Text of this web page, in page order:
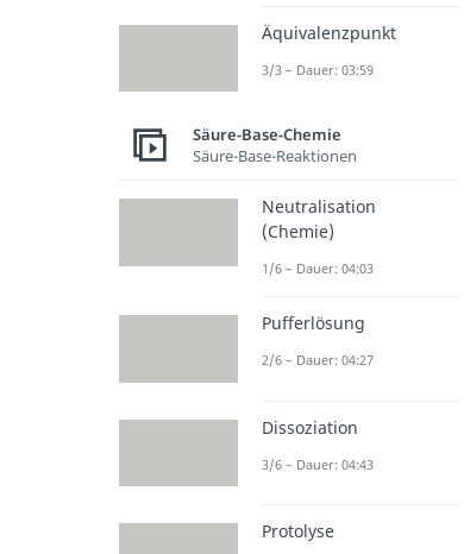
Äquivalenzpunkt
3/3 – Dauer: 03:59
Säure-Base-Chemie
Säure-Base-Reaktionen
Neutralisation
(Chemie)
1/6 – Dauer: 04:03
Pufferlösung
2/6 – Dauer: 04:27
Dissoziation
3/6 – Dauer: 04:43
Protolyse